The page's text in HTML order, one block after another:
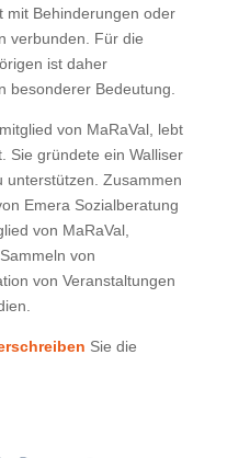
mit Behinderungen oder
verbunden. Für die
ist daher
besonderer Bedeutung.
von MaRaVal, lebt
Sie gründete ein Walliser
unterstützen. Zusammen
Emera Sozialberatung
von MaRaVal,
von
von Veranstaltungen
Sie die